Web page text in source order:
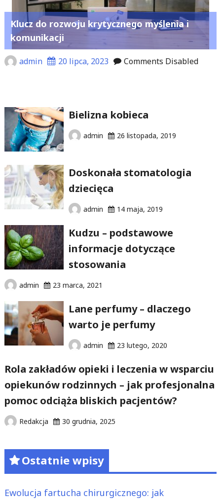
Klucz do rozwoju krytycznego myślenia i
komunikacji
admin 20 lipca, 2023 Comments Disabled
Bielizna kobieca
admin 26 listopada, 2019
Doskonała stomatologia
dziecięca
admin 14 maja, 2019
Kudzu – podstawowe
informacje dotyczące
stosowania
admin 23 marca, 2021
Lane perfumy – dlaczego
warto je perfumy
admin 23 lutego, 2020
Rola zakładów opieki i leczenia w wsparciu
opiekunów rodzinnych – jak profesjonalna
pomoc odciąża bliskich pacjentów?
Redakcja 30 grudnia, 2025
Ostatnie wpisy
Ewolucja fartucha chirurgicznego: jak